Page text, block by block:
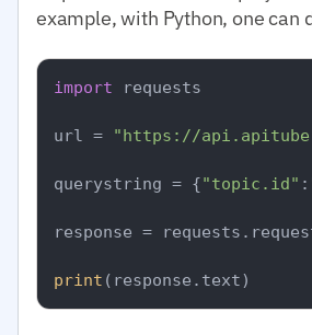
example, with Python, one can
import requests
url = "https://
querystring = {"topic.id" :
response =
print